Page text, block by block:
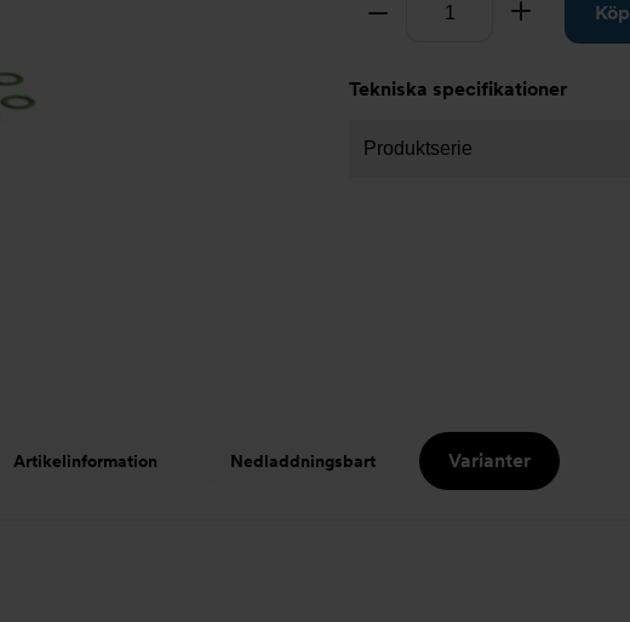
Ta bort Lägg tillKöp
Tekniska specifikationer
Produktserie
Artikelinformation Nedladdningsbart Varianter